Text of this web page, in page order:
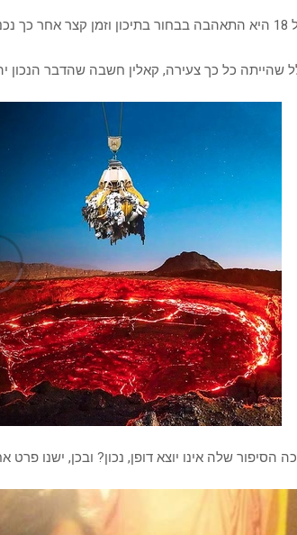
בית הספר.
שהייתה כל כך צעירה, קאלין חשבה שהדבר הנכון
Into Volcanoes?
הסיפור שלה אינו יוצא דופן, נכון? ובכן, ישנו